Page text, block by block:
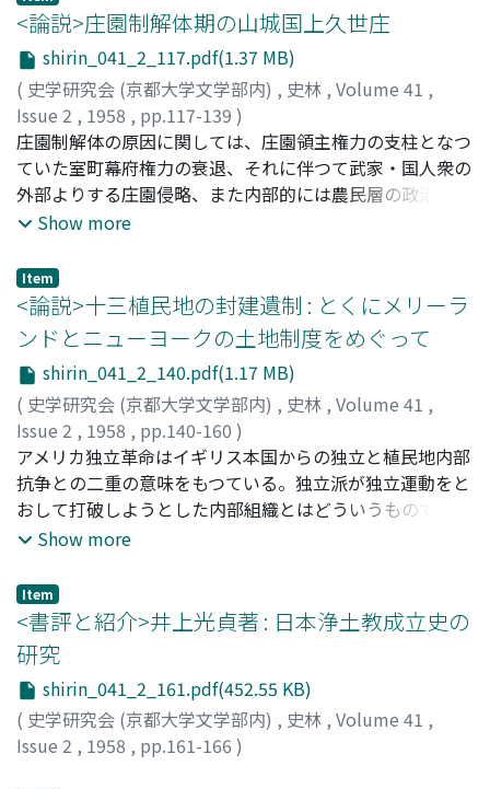
の観点から本稿では、占課田制を漢代以来の勧農政策の発
展線上に展開する制度としてとらえた。
<論説>庄園制解体期の山城国上久世庄
shirin_041_2_117.pdf(1.37 MB)
( 史学研究会 (京都大学文学部内) , 史林 , Volume 41 ,
Issue 2 , 1958 , pp.117-139 )
上島, 有;Uezima, Tamotsu;ウエジマ, タモツ
庄園制解体の原因に関しては、庄園領主権力の支柱となつ
ていた室町幕府権力の衰退、それに伴つて武家・国人衆の
外部よりする庄園侵略、また内部的には農民層の政治的経
済的成長と、それによる年貢の未進抑留等が、従来一般的
れるに止まつて、個別庄園に就いてはつきりそれを跡付け
たものは尠なかつたように思う。このことは史料的制約に
依る所が多いのであるが、幸い東寺領山城国上久世庄にお
いては、戦国時代の史料も比較的豊富に残されており、殊
に永正四年 (一五〇七) 算用帳は一庄的な規模で、庄園制
の解体過程を具体的に示しているのである。本稿において
はかかる観点から、永正四年算用帳を中心として、上久世
庄における東寺の庄園支配の崩壊過程を具体的に追求し
た。
Show more
Item
<論説>十三植民地の封建遺制 : とくにメリーラ
ンドとニューヨークの土地制度をめぐって
shirin_041_2_140.pdf(1.17 MB)
( 史学研究会 (京都大学文学部内) , 史林 , Volume 41 ,
Issue 2 , 1958 , pp.140-160 )
茨木, 慶三;Ibaragi, Keizo;イバラギ, ケイゾウ
アメリカ独立革命はイギリス本国からの独立と植民地内部
抗争との二重の意味をもつている。独立派が独立運動をと
おして打破しようとした内部組織とはどういうものであつ
たか。そして、その組織はどこに起源をもつたのか。ブル
その起源を封建制に求めうる組織が存在していたのであ
る。本論は土地問題を観点として、とくにメリーランドお
よびニューヨーク植民地の封建遺制を分析した。十七世紀
のメリーランド・マナ、十八世紀のニューヨーク・マナ、
そして領主派ないし大地主のオリガーキーにおいて、封建
的原則の残存を認めるのである。これらの封建遺制の廃棄
過程が革命的過程であるならば、アメリカ植民地時代史は
Show more
Item
<書評と紹介>井上光貞著 : 日本浄土教成立史の
研究
shirin_041_2_161.pdf(452.55 KB)
( 史学研究会 (京都大学文学部内) , 史林 , Volume 41 ,
Issue 2 , 1958 , pp.161-166 )